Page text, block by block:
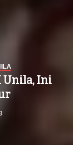
Unila, Ini